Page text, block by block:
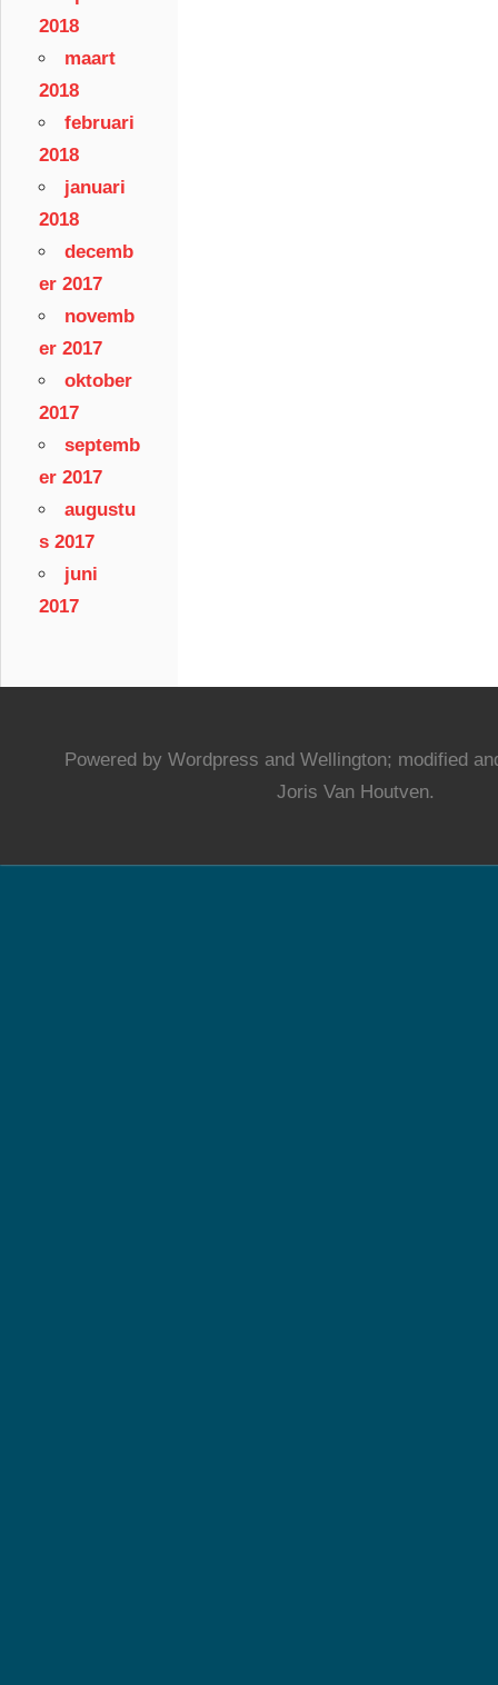
2018
maart
2018
februari
2018
januari
2018
decemb
er 2017
novemb
er 2017
oktober
2017
septemb
er 2017
augustu
s 2017
juni
2017
Powered by Wordpress and Wellington; modified
Joris Van Houtven.